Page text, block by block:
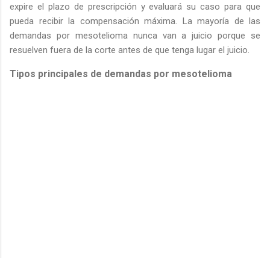
expire el plazo de prescripción y evaluará su caso para que
pueda recibir la compensación máxima. La mayoría de las
demandas por mesotelioma nunca van a juicio porque se
resuelven fuera de la corte antes de que tenga lugar el juicio.
Tipos principales de demandas por mesotelioma